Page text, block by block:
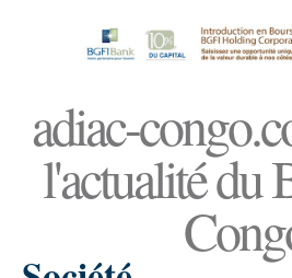
adiac-
l'actualité du